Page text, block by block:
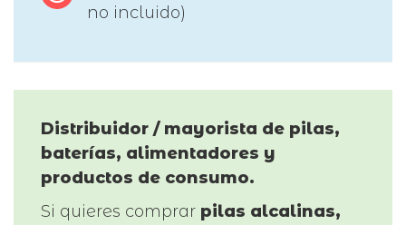
no incluido)
Distribuidor / mayorista de pilas,
baterías, alimentadores y
productos de consumo.
Si quieres comprar pilas alcalinas,